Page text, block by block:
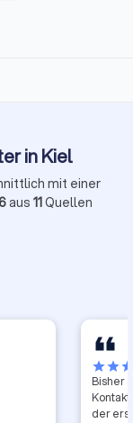
in Kiel
mit einer
aus 11Quellen
starstar
Bisher
der